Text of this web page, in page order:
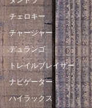
チェロキー
チャージャー
デュランゴ
トレイルブレイザー
ナビゲーター
ハイラックス